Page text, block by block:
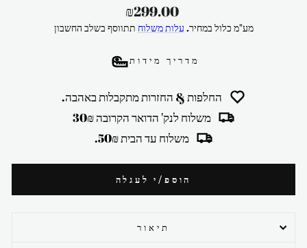
מחיר
רגיל
₪299.00
מע"מ כלול במחיר. עלות משלוח תתווסף בשלב החשבון
מדריך מידות
החלפות & החזרות מתקבלות באהבה.
משלוח לנק' הדואר הקרובה 30₪
משלוח עד הבית 50₪.
הוספ/י לעגלה
תיאור